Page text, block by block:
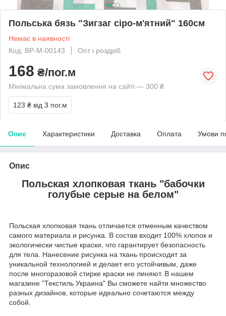
Польська бязь "Зигзаг сіро-м'ятний" 160см
Немає в наявності
Код: BP-M-00143
Опт і роздріб
168 ₴/пог.м
Мінімальна сума замовлення на сайті — 300 ₴
123 ₴ від 3 пог.м
Опис Характеристики Доставка Оплата Умови
Опис
Польская хлопковая ткань "бабочки
голубые серые на белом"
Польская хлопковая ткань отличается отменным качеством
самого материала и рисунка. В состав входит 100% хлопок и
экологически чистые краски, что гарантирует безопасность
для тела. Нанесение рисунка на ткань происходит за
уникальной технологией и делает его устойчивым, даже
после многоразовой стирке краски не линяют. В нашем
магазине "Текстиль Украина" Вы сможете найти множество
разных дизайнов, которые идеально сочетаются между
собой.